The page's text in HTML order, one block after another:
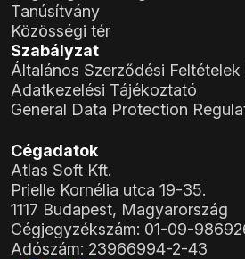
Tanúsítvány
Közösségi tér
Szabályzat
Általános Szerződési Feltételek
Adatkezelési Tájékoztató
General Data Protection
Cégadatok
Atlas Soft Kft.
Prielle Kornélia utca 19-35.
1117 Budapest, Magyarország
Cégjegyzékszám: 01-09-
Adószám: 23966994-2-43